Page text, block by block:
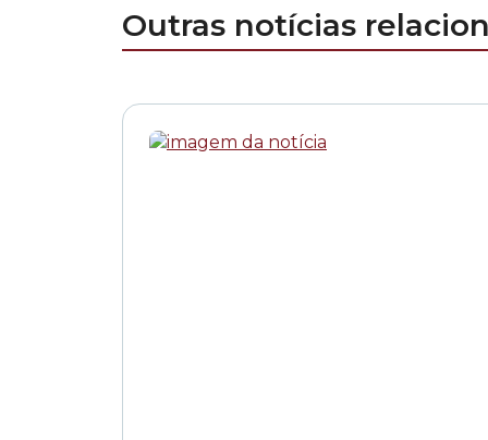
Outras notícias